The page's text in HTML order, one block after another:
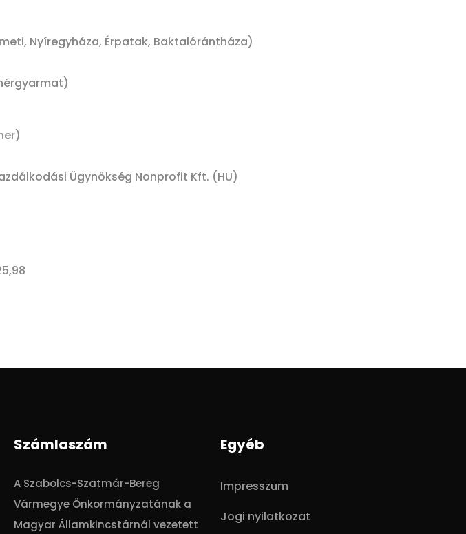
Nyíregyháza, Érpatak, Baktalórántháza)
Ügynökség Nonprofit Kft. (HU)
Számlaszám
A Szabolcs-Szatmár-Bereg
Vármegye Önkormányzatának a
Magyar Államkincstárnál vezetett
Egyéb
Impresszum
Jogi nyilatkozat